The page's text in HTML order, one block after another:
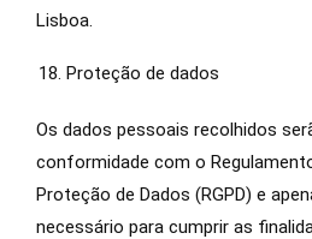
Lisboa.
Proteção de dados
Os dados pessoais recolhidos
conformidade com o
Proteção de Dados (RGPD) e
necessário para cumprir as